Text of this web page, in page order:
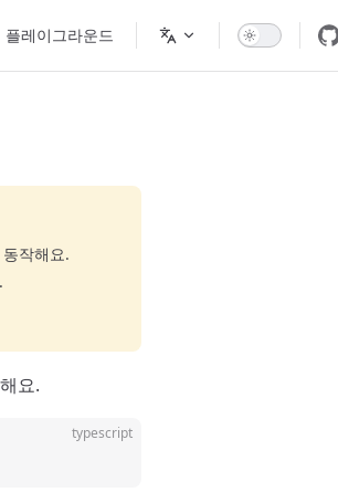
플레이그라운드
작해요.
요.
typescript